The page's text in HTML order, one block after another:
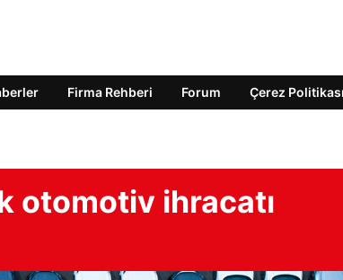
Firma Rehberi Forum Çerez Politikası
otomotiv ihracatı